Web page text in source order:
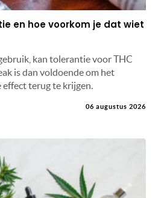
en hoe voorkom je dat wiet
kan tolerantie voor THC
is dan voldoende om het
terug te krijgen.
06 augustus 2026